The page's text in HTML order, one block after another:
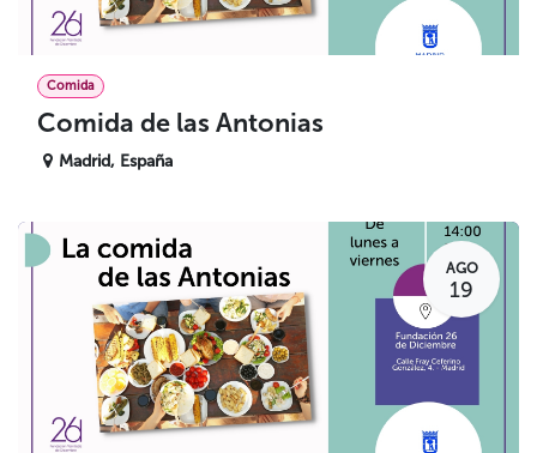
Comida
Comida de las Antonias
Madrid, España
AGO
19